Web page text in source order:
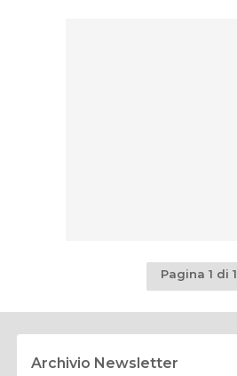
Pagina 1 di 1
Archivio Newsletter